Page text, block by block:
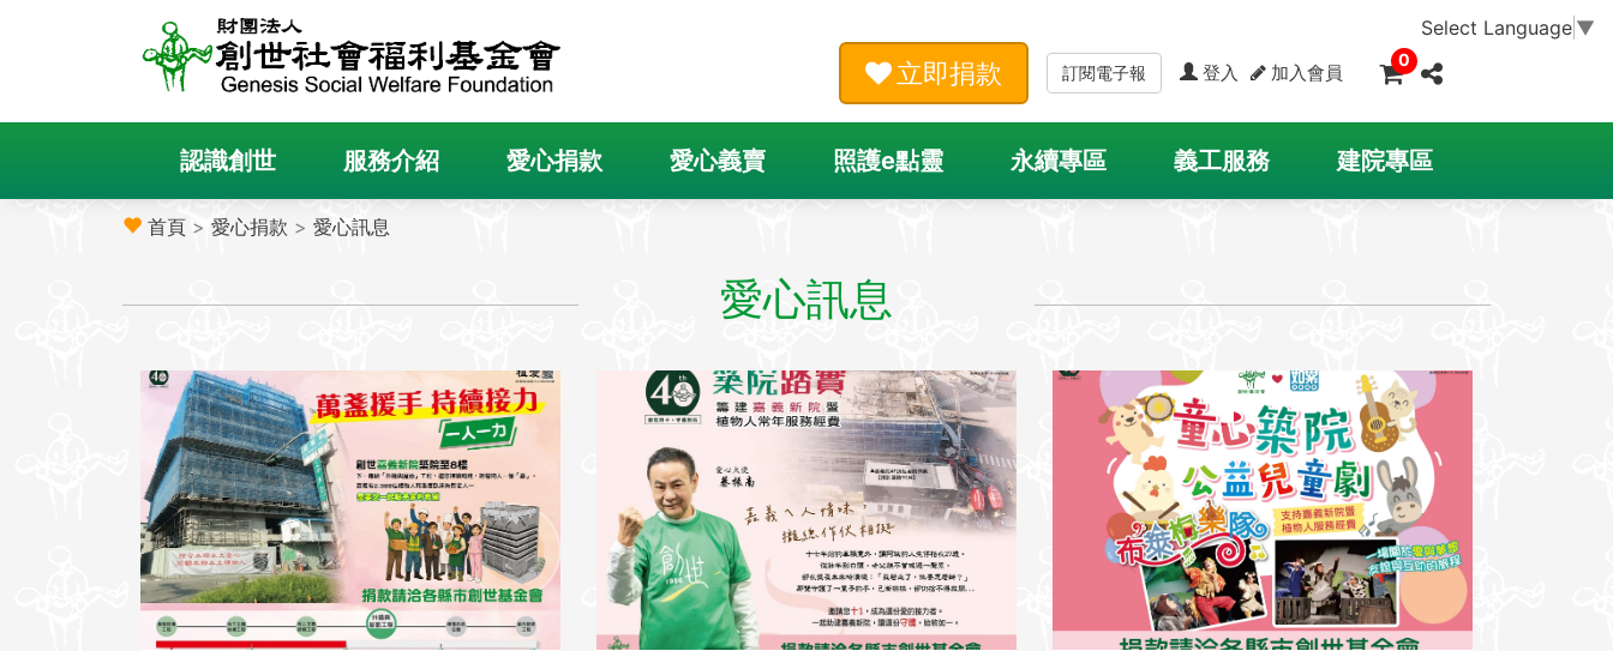
Select Language ▼
立即捐款 訂閱電子報 登入 加入會員
0
認識創世 服務介紹 愛心捐款 愛心義賣 照護e點靈 永續專區 義工服務 建院專區
首頁 > 愛心捐款 > 愛心訊息
愛心訊息